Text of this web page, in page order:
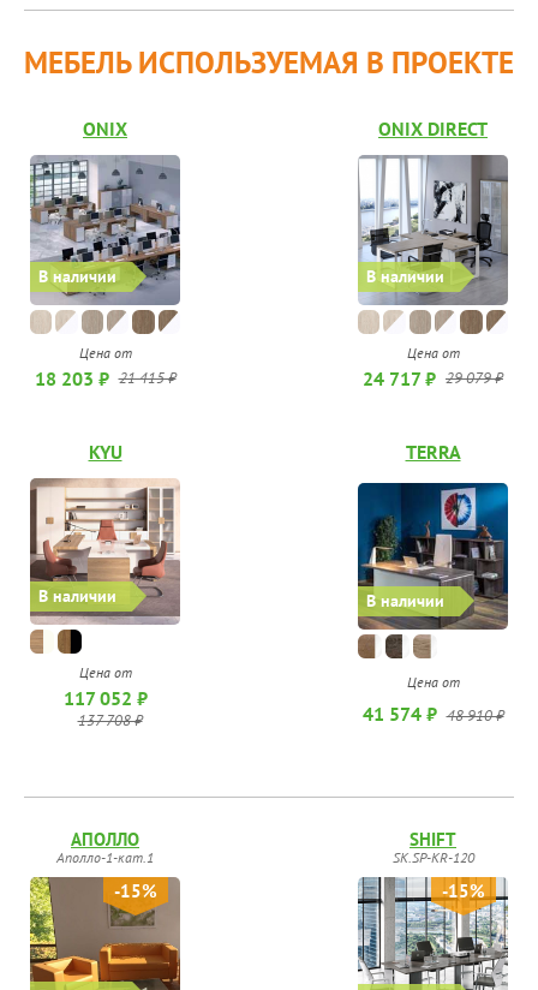
МЕБЕЛЬ ИСПОЛЬЗУЕМАЯ В ПРОЕКТЕ
В наличии
ONIX
Цена от
18 203 ₽ 21 415 ₽
В наличии
ONIX DIRECT
Цена от
24 717 ₽ 29 079 ₽
В наличии
KYU
Цена от
117 052 ₽
137 708 ₽
В наличии
TERRA
Цена от
41 574 ₽ 48 910 ₽
-15%
АПОЛЛО
Аполло-1-кат.1
-15%
SHIFT
SK.SP-KR-120